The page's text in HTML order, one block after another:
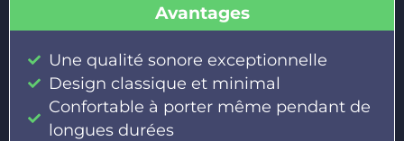
Avantages
Une qualité sonore exceptionnelle
Design classique et minimal
Confortable à porter même pendant de
longues durées